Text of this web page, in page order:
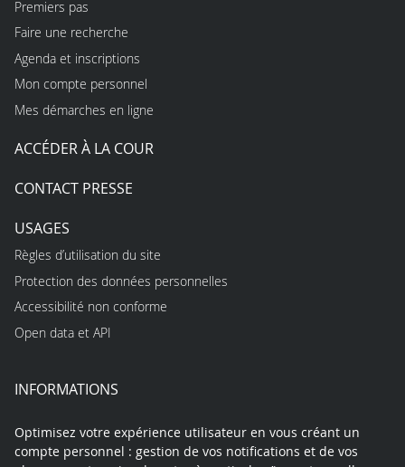
Premiers pas
Faire une recherche
Agenda et inscriptions
Mon compte personnel
Mes démarches en ligne
ACCÉDER À LA COUR
CONTACT PRESSE
USAGES
Règles d’utilisation du site
Protection des données personnelles
Accessibilité non conforme
Open data et API
INFORMATIONS
Optimisez votre expérience utilisateur en vous créant un
compte personnel : gestion de vos notifications et de vos